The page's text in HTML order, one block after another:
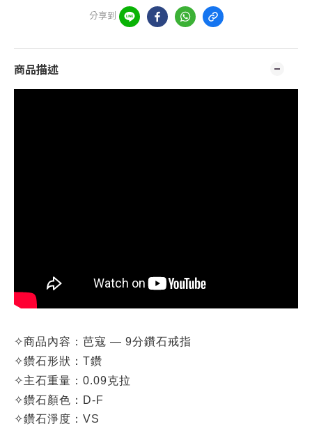
分享到
商品描述
✧商品內容： 芭寇 — 9分鑽石戒指
✧鑽石形狀：T鑽
✧主石重量：0.09克拉
✧鑽石顏色：D-F
✧鑽石淨度：VS